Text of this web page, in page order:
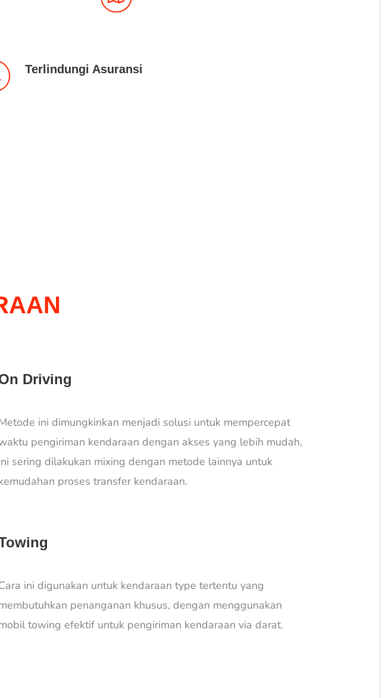
Terlindungi Asuransi
Driving
ini dimungkinkan menjadi solusi untuk mempercepat
pengiriman kendaraan dengan akses yang lebih mudah,
sering dilakukan mixing dengan metode lainnya untuk
proses transfer kendaraan.
ini digunakan untuk kendaraan type tertentu yang
penanganan khusus, dengan menggunakan
towing efektif untuk pengiriman kendaraan via darat.